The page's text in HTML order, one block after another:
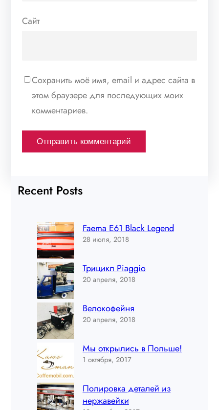
Сайт
Сохранить моё имя, email и адрес сайта в
этом браузере для последующих моих
комментариев.
Recent Posts
Faema E61 Black Legend
28 июля, 2018
Трицикл Piaggio
20 апреля, 2018
Велокофейня
20 апреля, 2018
Мы открылись в Польше!
1 октября, 2017
Полировка деталей из
нержавейки